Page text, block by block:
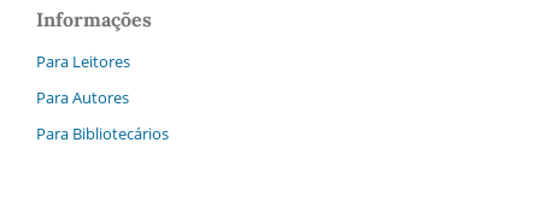
Informações
Para Leitores
Para Autores
Para Bibliotecários